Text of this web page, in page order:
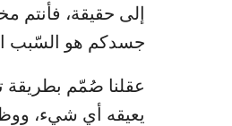
إلى حقيقة، فأنتم
جسدكم هو السّبب
عقلنا صُمّم بطريقة
يعيقه أي شيء،